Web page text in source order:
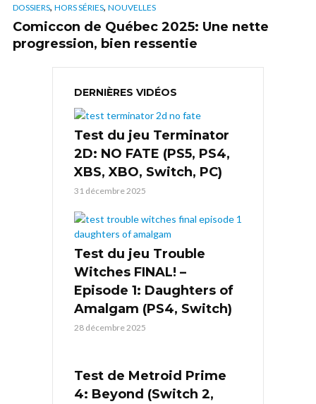
DOSSIERS, HORS SÉRIES, NOUVELLES
Comiccon de Québec 2025: Une nette
progression, bien ressentie
DERNIÈRES VIDÉOS
Test du jeu Terminator
2D: NO FATE (PS5, PS4,
XBS, XBO, Switch, PC)
31 décembre 2025
Test du jeu Trouble
Witches FINAL! –
Episode 1: Daughters of
Amalgam (PS4, Switch)
28 décembre 2025
Test de Metroid Prime
4: Beyond (Switch 2,